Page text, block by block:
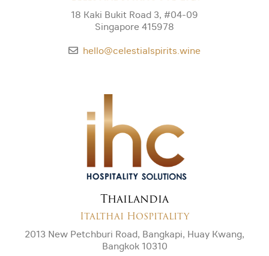
18 Kaki Bukit Road 3, #04-09
Singapore 415978
hello@celestialspirits.wine
Thailandia
Italthai Hospitality
2013 New Petchburi Road, Bangkapi, Huay Kwang,
Bangkok 10310